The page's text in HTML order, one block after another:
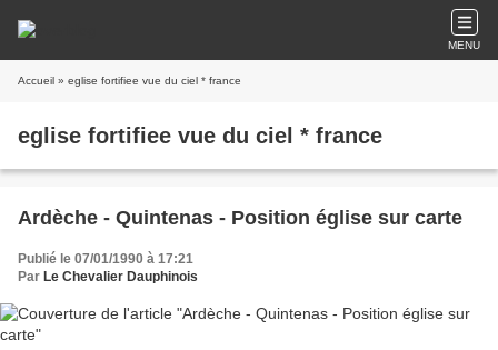
MENU
Accueil » eglise fortifiee vue du ciel * france
eglise fortifiee vue du ciel * france
Ardèche - Quintenas - Position église sur carte
Publié le 07/01/1990 à 17:21
Par Le Chevalier Dauphinois